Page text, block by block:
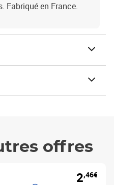
Fabriqué en France.
offres
2,46€